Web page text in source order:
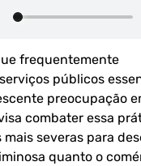
frequentemente
públicos
preocupação
combater essa
mais severas para
quanto o